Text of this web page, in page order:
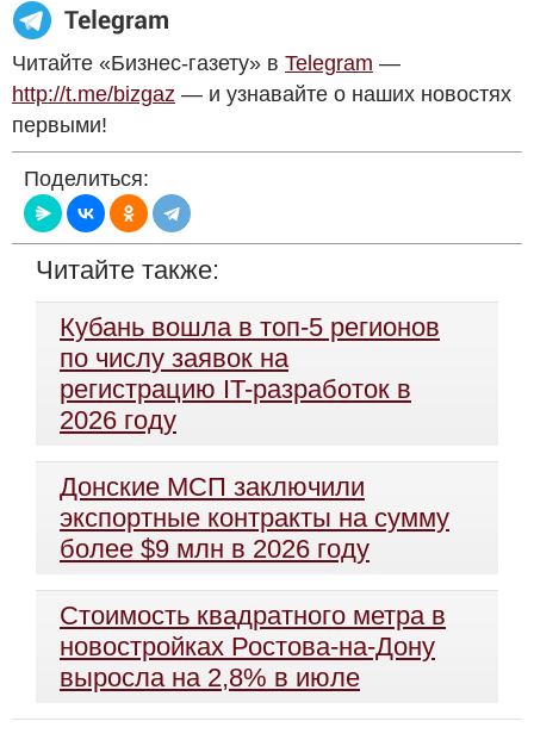
Читайте «Бизнес-газету» в Telegram —
http://t.me/bizgaz — и узнавайте о наших новостях
первыми!
Поделиться:
Читайте также:
Кубань вошла в топ-5 регионов
по числу заявок на
регистрацию IT-разработок в
2026 году
Донские МСП заключили
экспортные контракты на сумму
более $9 млн в 2026 году
Стоимость квадратного метра в
новостройках Ростова-на-Дону
выросла на 2,8% в июле